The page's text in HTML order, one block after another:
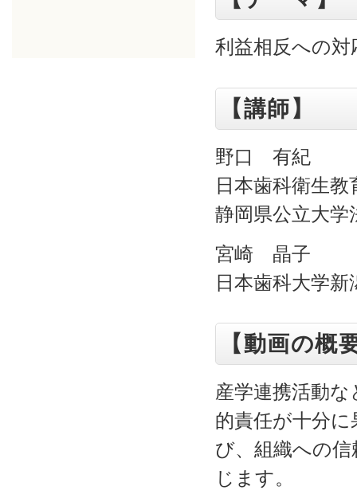
利益相反への
【講師】
野口 有紀
日本歯科衛生
静岡県公立大学
宮崎 晶子
日本歯科大学
【動画の概
産学連携活動
的責任が十分
び、組織への
じます。